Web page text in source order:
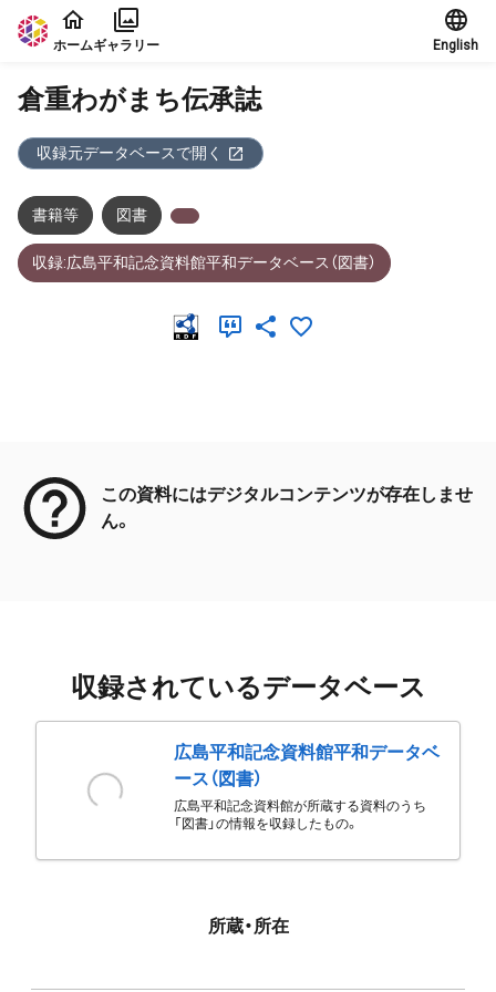
本文に飛ぶ
ホームギャラリー English
倉重わがまち伝承誌
収録元データベースで開く
書籍等 図書
収録:広島平和記念資料館平和データベース（図書）
この資料にはデジタルコンテンツが存在しませ
ん。
収録されているデータベース
広島平和記念資料館平和データベ
ース（図書）
広島平和記念資料館が所蔵する資料のうち
「図書」の情報を収録したもの。
所蔵・所在